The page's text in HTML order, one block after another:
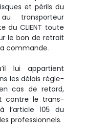
et périls du
transporteur
du CLIENT toute
le bon de retrait
commande.
lui appartient
les délais régle­
cas de retard,
contre le trans­
l’article 105 du
professionnels.